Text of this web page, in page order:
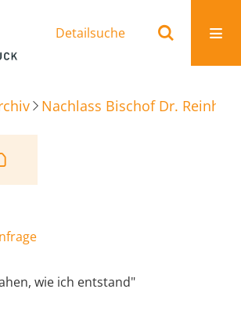
Detailsuche
Nachlass Bischof Dr.
wie ich entstand"